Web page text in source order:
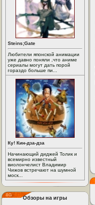
Steins;Gate
Любители японской анимации
уже давно поняли ,что аниме
сериалы могут дать порой
гораздо больше пи...
Ку! Кин-дза-дза
Начинающий диджей Толик и
всемирно известный
виолончелист Владимир
Чижов встречают на шумной
моск...
Обзоры на игры